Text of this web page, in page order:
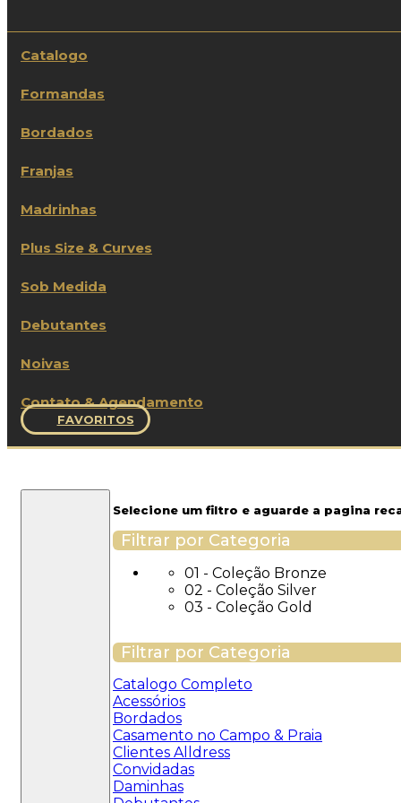
Catalogo
Formandas
Bordados
Franjas
Madrinhas
Plus Size & Curves
Sob Medida
Debutantes
Noivas
Contato & Agendamento
FAVORITOS
Selecione um filtro e aguarde a pagina
Filtrar por Categoria
01 - Coleção Bronze
02 - Coleção Silver
03 - Coleção Gold
Filtrar por Categoria
Catalogo Completo
Acessórios
Bordados
Casamento no Campo & Praia
Clientes Alldress
Convidadas
Daminhas